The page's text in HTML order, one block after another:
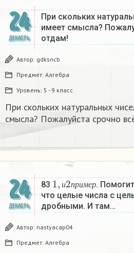
24
ДЕКАБРЬ
При скольких
имеет смысла?
отдам!
Автор: gdksncb
Предмет: Алгебра
Уровень: 5 - 9 класс
При скольких натуральных
смысла? Пожалуйста срочно
24
ДЕКАБРЬ
83 и пр име р
1,и2п ример
.
что целые числа с
дробными. И там…
Автор: nastyacap04
Предмет: Алгебра